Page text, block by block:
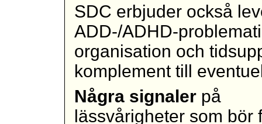
SDC erbjuder också
ADD-/ADHD-
organisation och
komplement till
Några signaler på
lässvårigheter som bör